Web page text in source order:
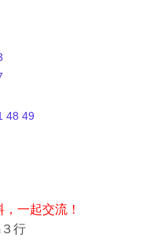
48 49
一起交流！
行